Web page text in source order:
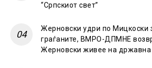
“Српскиот свет”
Жерновски удри по Мицкоски
граѓаните, ВМРО-ДПМНЕ
Жерновски живее на државна